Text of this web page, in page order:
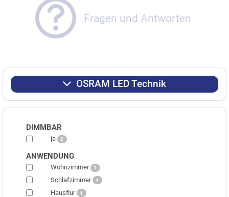
Fragen und Antworten
OSRAM LED Technik
DIMMBAR
ja 2
ANWENDUNG
Wohnzimmer 1
Schlafzimmer 1
Hausflur 1